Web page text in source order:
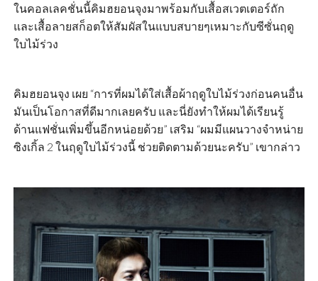
ในคอลเลคชั่นนี้คิมฮยอนจุงมาพร้อมกับเสื้อสเวตเตอร์ถัก
และเสื้อลายสก็อตให้สัมผัสในแบบสบายๆเหมาะกับซีซั่นฤดู
ใบไม้ร่วง
คิมฮยอนจุง เผย “การที่ผมได้ใส่เสื้อผ้าฤดูใบไม้ร่วงก่อนคนอื่น
มันเป็นโอกาสที่ดีมากเลยครับ และนี่ยังทำให้ผมได้เรียนรู้
ด้านแฟชั่นเพิ่มขึ้นอีกหน่อยด้วย” เสริม “ผมมีแผนวางจำหน่าย
ซิงเกิ้ล 2 ในฤดูใบไม้ร่วงนี้ ช่วยติดตามด้วยนะครับ” เขากล่าว